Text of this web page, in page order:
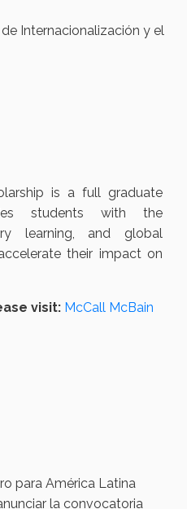
Internacionalización y el
is a full graduate
students with the
learning, and global
their impact on
visit: McCall McBain
para América Latina
la convocatoria